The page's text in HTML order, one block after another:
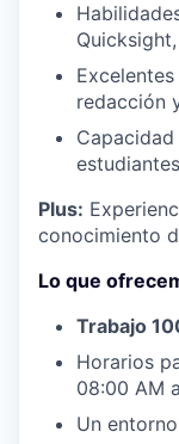
redacción
Plus:
conocimiento
Lo que
Trabajo
Horarios
08:00 AM
Un